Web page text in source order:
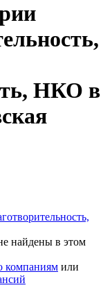
НКО в
найдены в этом
компаниям или